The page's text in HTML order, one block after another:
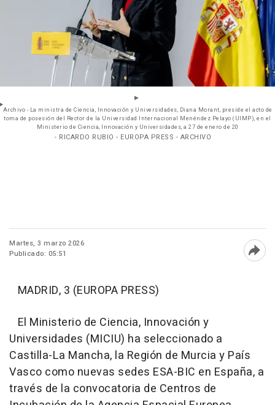
Archivo - La ministra de Ciencia, Innovación y Universidades, Diana Morant, preside el acto de
toma de posesión del Rector de la Universidad Internacional Menéndez Pelayo (UIMP), en el
Ministerio de Ciencia, Innovación y Universidades, a 27 de enero de 20
- RICARDO RUBIO - EUROPA PRESS - ARCHIVO
Martes, 3 marzo 2026
Publicado: 05:51
MADRID, 3 (EUROPA PRESS)
El Ministerio de Ciencia, Innovación y
Universidades (MICIU) ha seleccionado a
Castilla-La Mancha, la Región de Murcia y País
Vasco como nuevas sedes ESA-BIC en España, a
través de la convocatoria de Centros de